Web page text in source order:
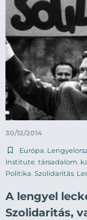
30/12/2014
Európa
Institute társadalom
Politika Szolidaritás
A lengyel
Szolidaritás,